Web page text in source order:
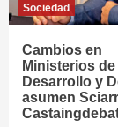
Sociedad
Cambios en
Ministerios de
Desarrollo y
asumen